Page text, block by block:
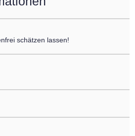
schätzen lassen!